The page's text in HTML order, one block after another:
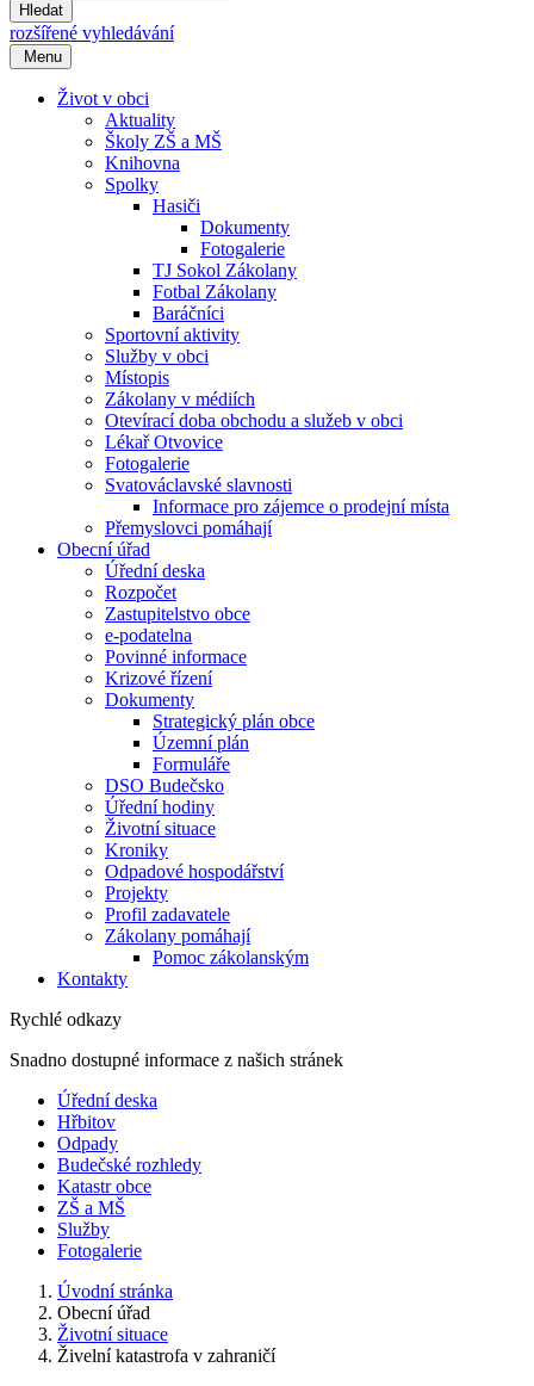
Hledat
rozšířené vyhledávání
Menu
Život v obci
Aktuality
Školy ZŠ a MŠ
Knihovna
Spolky
Hasiči
Dokumenty
Fotogalerie
TJ Sokol Zákolany
Fotbal Zákolany
Baráčníci
Sportovní aktivity
Služby v obci
Místopis
Zákolany v médiích
Otevírací doba obchodu a služeb v obci
Lékař Otvovice
Fotogalerie
Svatováclavské slavnosti
Informace pro zájemce o prodejní místa
Přemyslovci pomáhají
Obecní úřad
Úřední deska
Rozpočet
Zastupitelstvo obce
e-podatelna
Povinné informace
Krizové řízení
Dokumenty
Strategický plán obce
Územní plán
Formuláře
DSO Budečsko
Úřední hodiny
Životní situace
Kroniky
Odpadové hospodářství
Projekty
Profil zadavatele
Zákolany pomáhají
Pomoc zákolanským
Kontakty
Rychlé odkazy
Snadno dostupné informace z našich stránek
Úřední deska
Hřbitov
Odpady
Budečské rozhledy
Katastr obce
ZŠ a MŠ
Služby
Fotogalerie
Úvodní stránka
Obecní úřad
Životní situace
Živelní katastrofa v zahraničí